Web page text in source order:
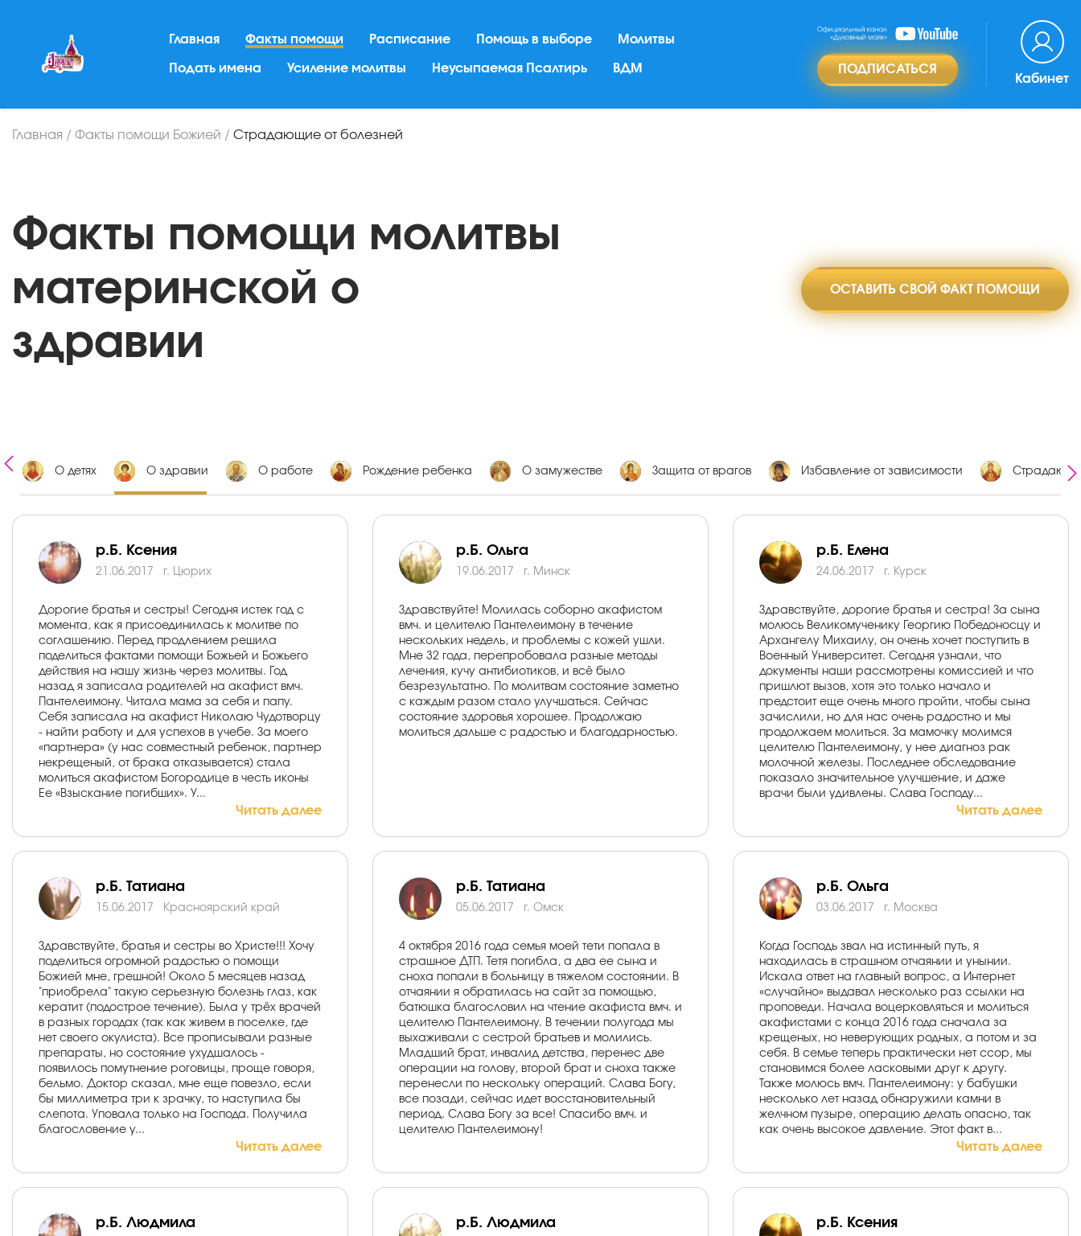
Главная Факты помощи Расписание Помощь в выборе Молитвы
Подать имена Усиление молитвы Неусыпаемая Псалтирь ВДМ ПОДПИСАТЬСЯ
Кабинет
Главная / Факты помощи Божией / Страдающие от болезней
Факты помощи молитвы
материнской о
здравии
ОСТАВИТЬ СВОЙ ФАКТ ПОМОЩИ
О детях О здравии О работе Рождение ребенка О замужестве Защита от врагов Избавление от зависимости
р.Б. Ксения
21.06.2017 г. Цюрих
Дорогие братья и сестры! Сегодня истек год с
момента, как я присоединилась к молитве по
соглашению. Перед продлением решила
поделиться фактами помощи Божьей и Божьего
действия на нашу жизнь через молитвы. Год
назад я записала родителей на акафист вмч.
Пантелеимону. Читала мама за себя и папу.
Себя записала на акафист Николаю Чудотворцу
- найти работу и для успехов в учебе. За моего
«партнера» (у нас совместный ребенок, партнер
некрещеный, от брака отказывается) стала
молиться акафистом Богородице в честь иконы
Ее «Взыскание погибших». У...
Читать далее
р.Б. Ольга
19.06.2017 г. Минск
Здравствуйте! Молилась соборно акафистом
вмч. и целителю Пантелеимону в течение
нескольких недель, и проблемы с кожей ушли.
Мне 32 года, перепробовала разные методы
лечения, кучу антибиотиков, и всё было
безрезультатно. По молитвам состояние заметно
с каждым разом стало улучшаться. Сейчас
состояние здоровья хорошее. Продолжаю
молиться дальше с радостью и благодарностью.
р.Б. Елена
24.06.2017 г. Курск
Здравствуйте, дорогие братья и сестра! За сына
молюсь Великомученику Георгию Победоносцу и
Архангелу Михаилу, он очень хочет поступить в
Военный Университет. Сегодня узнали, что
документы наши рассмотрены комиссией и что
пришлют вызов, хотя это только начало и
предстоит еще очень много пройти, чтобы сына
зачислили, но для нас очень радостно и мы
продолжаем молиться. За мамочку молимся
целителю Пантелеимону, у нее диагноз рак
молочной железы. Последнее обследование
показало значительное улучшение, и даже
врачи были удивлены. Слава Господу...
Читать далее
р.Б. Татиана
15.06.2017 Красноярский край
Здравствуйте, братья и сестры во Христе!!! Хочу
поделиться огромной радостью о помощи
Божией мне, грешной! Около 5 месяцев назад
"приобрела" такую серьезную болезнь глаз, как
кератит (подострое течение). Была у трёх врачей
в разных городах (так как живем в поселке, где
нет своего окулиста). Все прописывали разные
препараты, но состояние ухудшалось -
появилось помутнение роговицы, проще говоря,
бельмо. Доктор сказал, мне еще повезло, если
бы миллиметра три к зрачку, то наступила бы
слепота. Уповала только на Господа. Получила
благословение у...
Читать далее
р.Б. Татиана
05.06.2017 г. Омск
4 октября 2016 года семья моей тети попала в
страшное ДТП. Тетя погибла, а два ее сына и
сноха попали в больницу в тяжелом состоянии. В
отчаянии я обратилась на сайт за помощью,
батюшка благословил на чтение акафиста вмч. и
целителю Пантелеимону. В течении полугода мы
выхаживали с сестрой братьев и молились.
Младший брат, инвалид детства, перенес две
операции на голову, второй брат и сноха также
перенесли по нескольку операций. Слава Богу,
все позади, сейчас идет восстановительный
период. Слава Богу за все! Спасибо вмч. и
целителю Пантелеимону!
р.Б. Ольга
03.06.2017 г. Москва
Когда Господь звал на истинный путь, я
находилась в страшном отчаянии и унынии.
Искала ответ на главный вопрос, а Интернет
«случайно» выдавал несколько раз ссылки на
проповеди. Начала воцерковляться и молиться
акафистами с конца 2016 года сначала за
крещеных, но неверующих родных, а потом и за
себя. В семье теперь практически нет ссор, мы
становимся более ласковыми друг к другу.
Также молюсь вмч. Пантелеимону: у бабушки
несколько лет назад обнаружили камни в
желчном пузыре, операцию делать опасно, так
как очень высокое давление. Этот факт в...
Читать далее
р.Б. Людмила р.Б. Людмила р.Б. Ксения